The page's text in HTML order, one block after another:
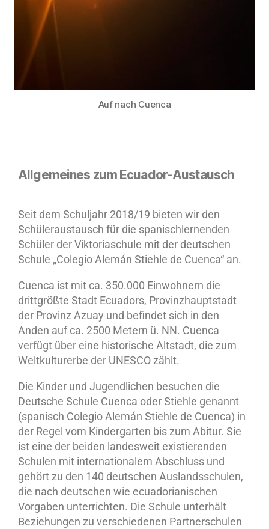
Auf nach Cuenca
Allgemeines zum Ecuador-Austausch
Seit dem Schuljahr 2018/19 bieten wir den
Schüleraustausch für die spanischlernenden
Schüler der Viktoriaschule mit der deutschen
Schule „Colegio Alemán Stiehle de Cuenca“ an.
Cuenca ist mit ca. 350.000 Einwohnern die
drittgrößte Stadt Ecuadors, Provinzhauptstadt
der Provinz Azuay und befindet sich in den
Anden auf ca. 2500 Metern ü. NN. Cuenca
verfügt über eine historische Altstadt, die zum
Weltkulturerbe der UNESCO zählt.
Die Kinder und Jugendlichen besuchen die
Deutsche Schule Cuenca oder Stiehle genannt
(spanisch Colegio Alemán Stiehle de Cuenca) in
der Regel vom Kindergarten bis zum Abitur. Sie
ist eine der beiden landesweit existierenden
Schulen mit internationalem Abschluss und
gehört zu den 140 deutschen Auslandsschulen,
die nach deutschen wie ecuadorianischen
Vorgaben unterrichten. Die Schule unterhält
Beziehungen zu verschiedenen Partnerschulen